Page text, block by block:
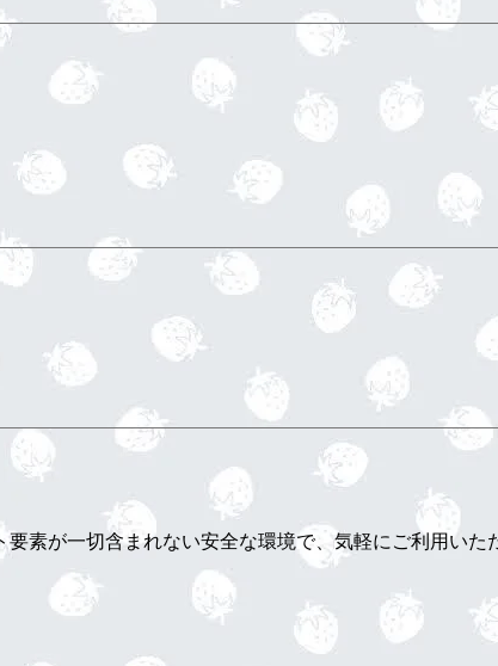
素が一切含まれない安全な環境で、気軽にご利用いた